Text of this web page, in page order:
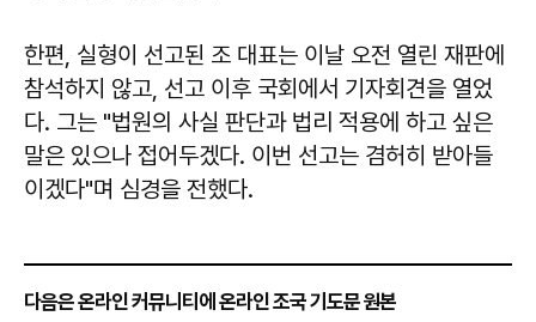
한편, 실형이 선고된 조 대표는 이날 오전 열린 재판에
참석하지 않고, 선고 이후 국회에서 기자회견을 열었
다. 그는 "법원의 사실 판단과 법리 적용에 하고 싶은
말은 있으나 접어두겠다. 이번 선고는 겸허히 받아들
이겠다"며 심경을 전했다.
다음은 온라인 커뮤니티에 온라인 조국 기도문 원본